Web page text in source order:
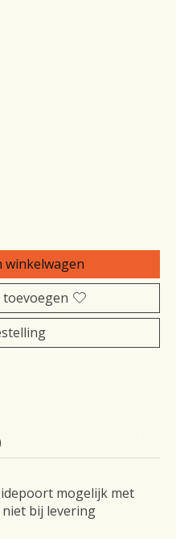
is
winkelwagen
mogelijk met
bij levering